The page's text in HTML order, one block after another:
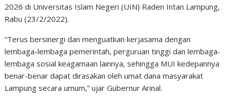
2026 di Universitas Islam Negeri (UIN) Raden Intan Lampung,
Rabu (23/2/2022).
“Terus bersinergi dan menguatkan kerjasama dengan
lembaga-lembaga pemerintah, perguruan tinggi dan lembaga-
lembaga sosial keagamaan lainnya, sehingga MUI kedepannya
benar-benar dapat dirasakan oleh umat dana masyarakat
Lampung secara umum,” ujar Gubernur Arinal.